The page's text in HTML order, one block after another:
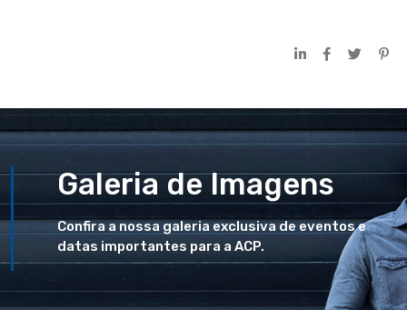
Galeria de Imagens
Confira a nossa galeria exclusiva de eventos e
datas importantes para a ACP.